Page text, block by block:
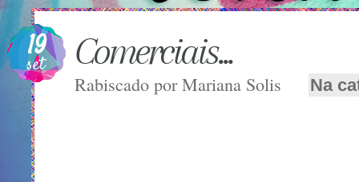
19
set Comerciais...
Rabiscado porMariana Solis Na